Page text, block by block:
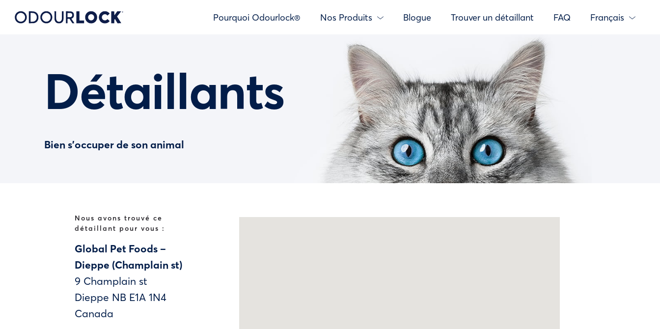
Pourquoi Odourlock® Nos Produits Blogue Trouver un détaillant FAQ Français
Détaillants
Bien s’occuper de son animal
Nous avons trouvé ce
détaillant pour vous :
Global Pet Foods –
Dieppe (Champlain st)
9 Champlain st
Dieppe NB E1A 1N4
Canada